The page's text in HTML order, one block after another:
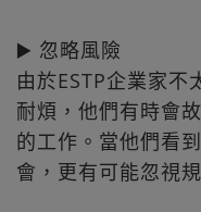
▶️ 忽略風險
由於ESTP企業家不
耐煩，他們有時會
的工作。當他們看
會，更有可能忽視